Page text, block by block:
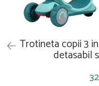
Papusi si accesorii
Trenulete si masinute
Unelte si bancuri de lucru
Trotineta copii 3
detasabil